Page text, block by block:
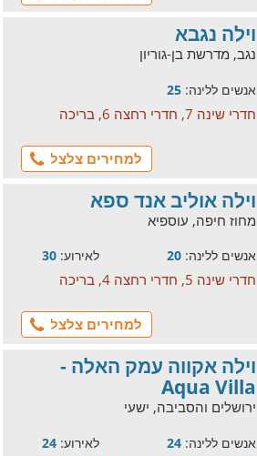
וילה נגבא
נגב, מדרשת בן-גוריון
אנשים ללינה: 25
חדרי שינה 7, חדרי רחצה 6, בריכה
למחירים צלצל
וילה אוליב אנד ספא
מחוז חיפה, עוספיא
אנשים ללינה: 20 לאירוע: 30
חדרי שינה 5, חדרי רחצה 4, בריכה
למחירים צלצל
וילה אקווה עמק האלה -
Aqua Villa
ירושלים והסביבה, ישעי
אנשים ללינה: 24 לאירוע: 24